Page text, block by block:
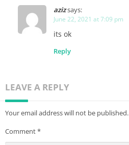
azizsays:
June 22, 2021 at 7:09 pm
its ok
Reply
LEAVE A REPLY
Your email address will not be published.
Comment*